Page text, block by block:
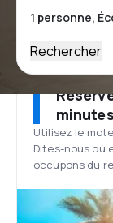
Rechercher
Utilisez le
Dites-nous où
occupons du